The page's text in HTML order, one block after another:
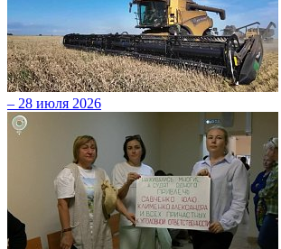
– 28 июля 2026